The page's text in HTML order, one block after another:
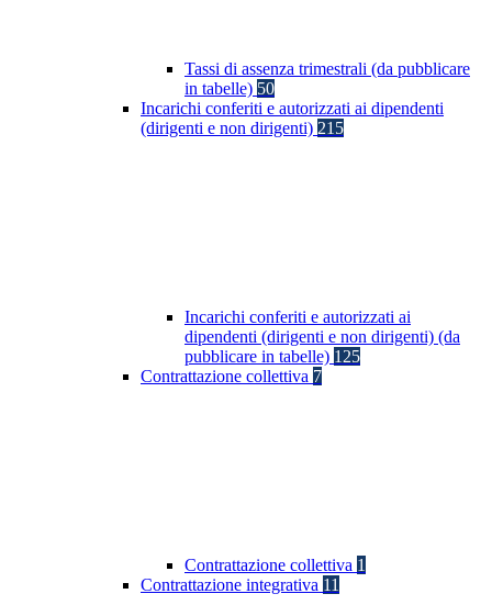
Tassi di assenza trimestrali (da pubblicare
in tabelle) 50
Incarichi conferiti e autorizzati ai dipendenti
(dirigenti e non dirigenti) 215
Incarichi conferiti e autorizzati ai
dipendenti (dirigenti e non dirigenti) (da
pubblicare in tabelle) 125
Contrattazione collettiva 7
Contrattazione collettiva 1
Contrattazione integrativa 11